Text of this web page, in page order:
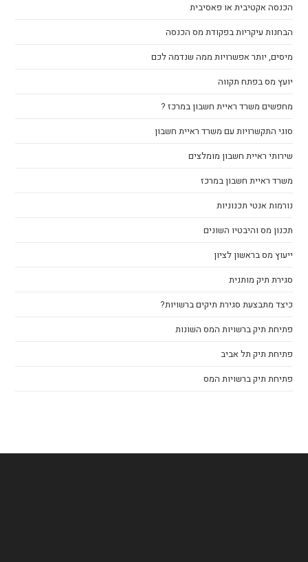
הכנסה אקטיבית או פאסיבית
הבחנות עיקריות בפקודת מס הכנסה
מיסים, יותר אפשרויות ממה שנדמה לכם
יועץ מס בפתח תקווה
מחפשים משרד ראיית חשבון במרכז ?
סוגי התקשרויות עם משרד ראיית חשבון
שירותי ראיית חשבון מומלצים
משרד ראיית חשבון במרכז
נורמות אנטי תכנוניות
תכנון מס והיבטיו השונים
ייעוץ מס בראשון לציון
סגירת תיק מותנית
כיצד מתבצעת סגירת תיקים ברשויות?
פתיחת תיק ברשויות המס השונות
פתיחת תיק תל אביב
פתיחת תיק ברשויות המס